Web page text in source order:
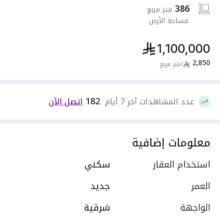
386 متر مربع
مساحة الأرض
1,100,000
2,850
/متر مربع
عدد المشاهدات آخر 7 أيام 182 اتصل الآن
معلومات إضافية
استخدام العقار
سكني
العمر
جديد
الواجهة
شرقية